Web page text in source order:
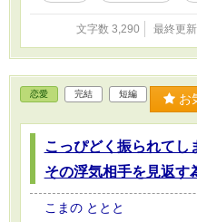
文字数 3,290 最終更
恋愛 完結 短編 お
こっぴどく振られてし
その浮気相手を見返す
こまの ととと